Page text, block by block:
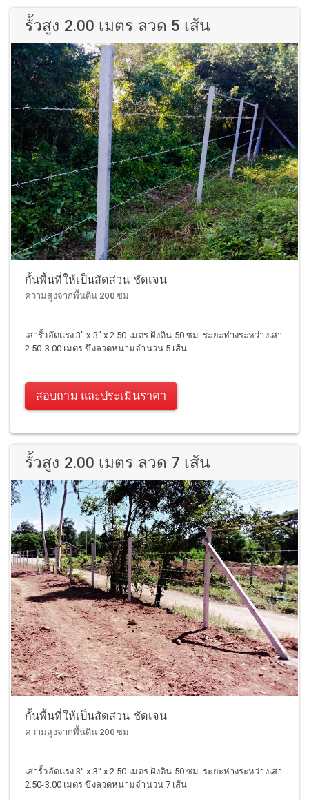
รั้วสูง 2.00 เมตร ลวด 5 เส้น
กั้นพื้นที่ให้เป็นสัดส่วน ชัดเจน
ความสูงจากพื้นดิน 200 ซม
เสารั้วอัดแรง 3" x 3" x 2.50 เมตร ฝังดิน 50 ซม. ระยะห่างระหว่างเสา
2.50-3.00 เมตร ขึงลวดหนามจำนวน 5 เส้น
สอบถาม และประเมินราคา
รั้วสูง 2.00 เมตร ลวด 7 เส้น
กั้นพื้นที่ให้เป็นสัดส่วน ชัดเจน
ความสูงจากพื้นดิน 200 ซม
เสารั้วอัดแรง 3" x 3" x 2.50 เมตร ฝังดิน 50 ซม. ระยะห่างระหว่างเสา
2.50-3.00 เมตร ขึงลวดหนามจำนวน 7 เส้น